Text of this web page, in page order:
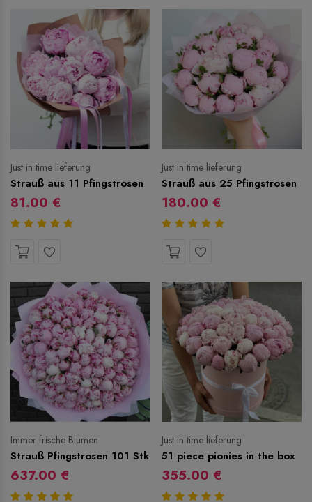
Just in time lieferung
Strauß aus 11 Pfingstrosen
81.00 €
Just in time lieferung
Strauß aus 25 Pfingstrosen
180.00 €
Immer frische Blumen
Strauß Pfingstrosen 101 Stk
637.00 €
Just in time lieferung
51 piece pionies in the box
355.00 €